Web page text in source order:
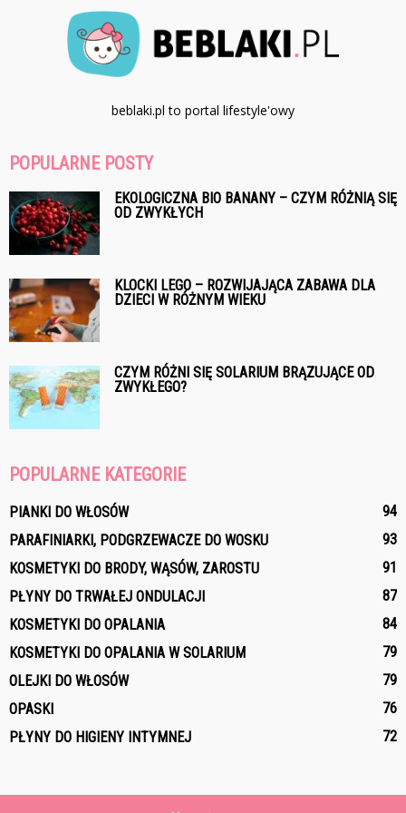
beblaki.pl to portal lifestyle'owy
POPULARNE POSTY
EKOLOGICZNA BIO BANANY – CZYM RÓŻNIĄ SIĘ
OD ZWYKŁYCH
KLOCKI LEGO – ROZWIJAJĄCA ZABAWA DLA
DZIECI W RÓŻNYM WIEKU
CZYM RÓŻNI SIĘ SOLARIUM BRĄZUJĄCE OD
ZWYKŁEGO?
POPULARNE KATEGORIE
PIANKI DO WŁOSÓW
94
PARAFINIARKI, PODGRZEWACZE DO WOSKU
93
KOSMETYKI DO BRODY, WĄSÓW, ZAROSTU
91
PŁYNY DO TRWAŁEJ ONDULACJI
87
KOSMETYKI DO OPALANIA
84
KOSMETYKI DO OPALANIA W SOLARIUM
79
OLEJKI DO WŁOSÓW
79
OPASKI
76
PŁYNY DO HIGIENY INTYMNEJ
72